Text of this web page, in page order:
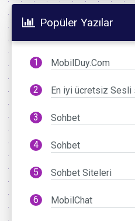
Popüler Yazılar
MobilDuy.Com
En iyi ücretsiz
Sohbet
Sohbet
Sohbet Siteleri
MobilChat